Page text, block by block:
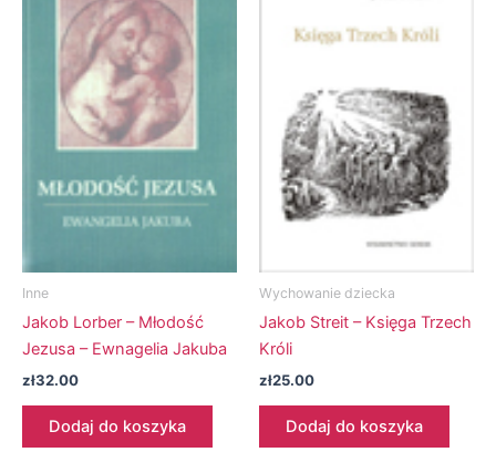
Inne
Jakob Lorber – Młodość
Jezusa – Ewnagelia Jakuba
zł32.00
Dodaj do koszyka
Wychowanie dziecka
Jakob Streit – Księga Trzech
Króli
zł25.00
Dodaj do koszyka